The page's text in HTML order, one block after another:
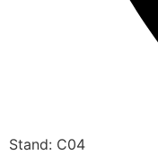
Stand: C04